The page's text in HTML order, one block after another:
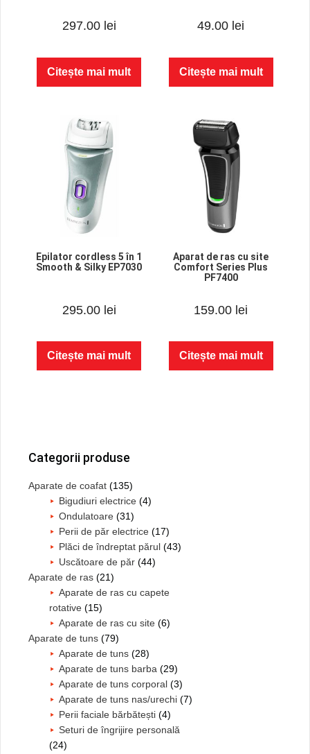
0
o
5
297.00 lei
Citește mai mult
0
o
5
49.00 lei
Citește mai mult
Epilator cordless 5 în 1
Smooth & Silky EP7030
0
o
5
295.00 lei
Citește mai mult
Aparat de ras cu site
Comfort Series Plus
PF7400
0
o
5
159.00 lei
Citește mai mult
Categorii produse
Aparate de coafat (135)
Bigudiuri electrice (4)
Ondulatoare (31)
Perii de păr electrice (17)
Plăci de îndreptat părul (43)
Uscătoare de păr (44)
Aparate de ras (21)
Aparate de ras cu capete
rotative (15)
Aparate de ras cu site (6)
Aparate de tuns (79)
Aparate de tuns (28)
Aparate de tuns barba (29)
Aparate de tuns corporal (3)
Aparate de tuns nas/urechi (7)
Perii faciale bărbătești (4)
Seturi de îngrijire personală
(24)